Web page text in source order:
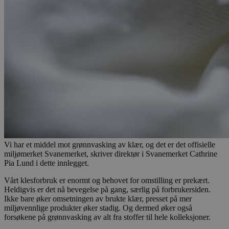
Vi har et middel mot grønnvasking av klær, og det er det offisielle
miljømerket Svanemerket, skriver direktør i Svanemerket Cathrine
Pia Lund i dette innlegget.
Vårt klesforbruk er enormt og behovet for omstilling er prekært.
Heldigvis er det nå bevegelse på gang, særlig på forbrukersiden.
Ikke bare øker omsetningen av brukte klær, presset på mer
miljøvennlige produkter øker stadig. Og dermed øker også
forsøkene på grønnvasking av alt fra stoffer til hele kolleksjoner.